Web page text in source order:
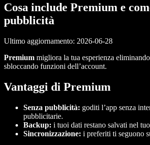
Cosa include Premium e
pubblicità
Ultimo aggiornamento: 2026-06-28
Premium migliora la tua esperienza
sbloccando funzioni dell’account.
Vantaggi di Premium
Senza pubblicità: goditi l’app senza
pubblicitarie.
Backup: i tuoi dati restano salvati nel
Sincronizzazione: i preferiti ti seguono